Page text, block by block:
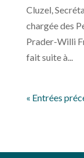
Cluzel,
chargée des
Prader-Willi
fait suite à...
« Entrées